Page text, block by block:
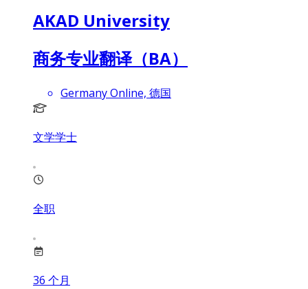
AKAD University
商务专业翻译（BA）
Germany Online, 德国
文学学士
全职
36 个月